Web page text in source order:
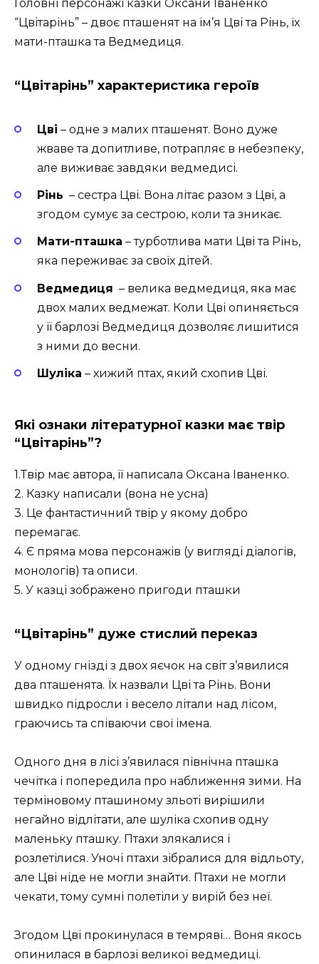
Головні персонажі казки Оксани Іваненко
“Цвітарінь” – двоє пташенят на ім’я Цві та Рінь, їх
мати-пташка та Ведмедиця.
“Цвітарінь” характеристика героїв
Цві – одне з малих пташенят. Воно дуже
жваве та допитливе, потрапляє в небезпеку,
але виживає завдяки ведмедисі.
Рінь – сестра Цві. Вона літає разом з Цві, а
згодом сумує за сестрою, коли та зникає.
Мати-пташка – турботлива мати Цві та Рінь,
яка переживає за своїх дітей.
Ведмедиця – велика ведмедиця, яка має
двох малих ведмежат. Коли Цві опиняється
у її барлозі Ведмедиця дозволяє лишитися
з ними до весни.
Шуліка – хижий птах, який схопив Цві.
Які ознаки літературної казки має твір
“Цвітарінь”?
1.Твір має автора, її написала Оксана Іваненко.
2. Казку написали (вона не усна)
3. Це фантастичний твір у якому добро
перемагає.
4. Є пряма мова персонажів (у вигляді діалогів,
монологів) та описи.
5. У казці зображено пригоди пташки
“Цвітарінь” дуже стислий переказ
У одному гнізді з двох яєчок на світ з’явилися
два пташенята. Їх назвали Цві та Рінь. Вони
швидко підросли і весело літали над лісом,
граючись та співаючи свої імена.
Одного дня в лісі з’явилася північна пташка
чечітка і попередила про наближення зими. На
терміновому пташиному зльоті вирішили
негайно відлітати, але шуліка схопив одну
маленьку пташку. Птахи злякалися і
розлетілися. Уночі птахи зібралися для відльоту,
але Цві ніде не могли знайти. Птахи не могли
чекати, тому сумні полетіли у вирій без неї.
Згодом Цві прокинулася в темряві… Воня якось
опинилася в барлозі великої ведмедиці.